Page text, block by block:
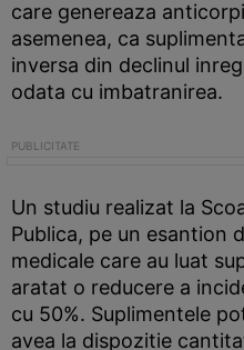
care genereaza
asemenea, ca
inversa din declinul
odata cu imbatranirea.
Un studiu realizat la
Publica, pe un esantion
medicale care au luat
aratat o reducere a
cu 50%. Suplimentele
avea la dispozitie